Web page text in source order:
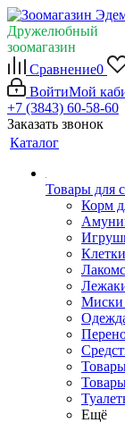
Дружелюбный
зоомагазин
Сравнение0
ВойтиМой
+7 (3843) 60-58-60
Заказать звонок
Каталог
Товары для
Корм
Миски
Ещё